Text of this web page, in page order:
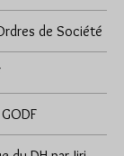
de Société